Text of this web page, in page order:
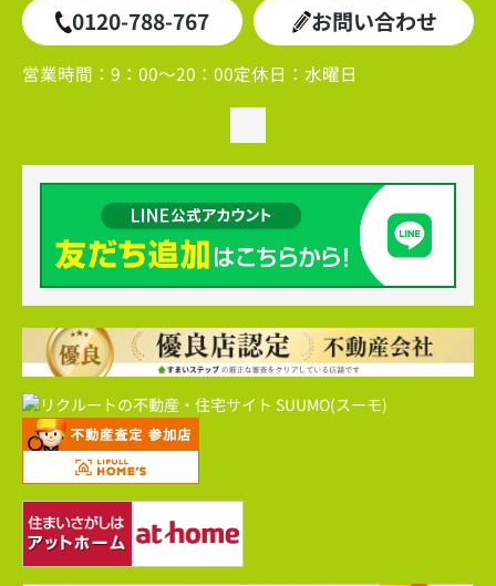
0120-788-767 お問い合わせ
営業時間： 9：00～20：00定休日： 水曜日